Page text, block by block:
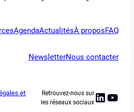
AgendaActualitésÀ proposFAQ
NewsletterNous contacter
et
Retrouvez-nous sur
les réseaux sociaux